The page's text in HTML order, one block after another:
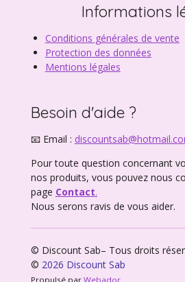
Informations
Conditions générales de vente
Protection des données
Mentions légales
Besoin d'aide ?
📧 Email :
Pour toute question concernant
nos produits, vous pouvez nous
page Contact.
Nous serons ravis de vous aider.
© Discount Sab– Tous droits
© 2026 Discount Sab
Propulsé par Webador